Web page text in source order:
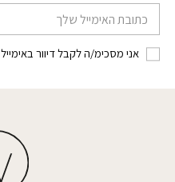
דוא׳׳ל
אני מסכימ/ה לקבל דיוור באימייל